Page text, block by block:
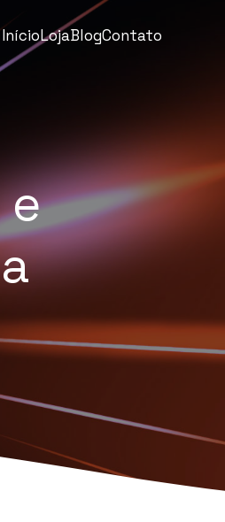
InícioLojaBlogContato
e